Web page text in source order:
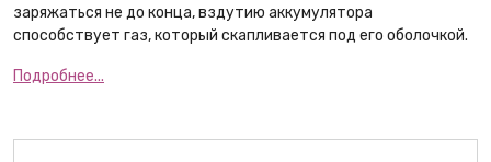
заряжаться не до конца, вздутию аккумулятора
способствует газ, который скапливается под его оболочкой.
Подробнее...